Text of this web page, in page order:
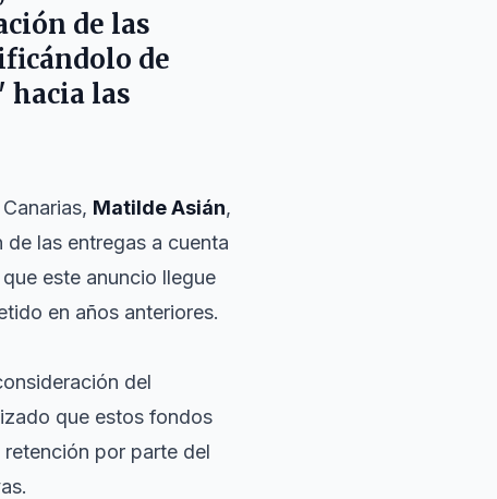
de las
de
las
Matilde Asián,
las entregas a cuenta
este anuncio llegue
en años anteriores.
del
que estos fondos
por parte del